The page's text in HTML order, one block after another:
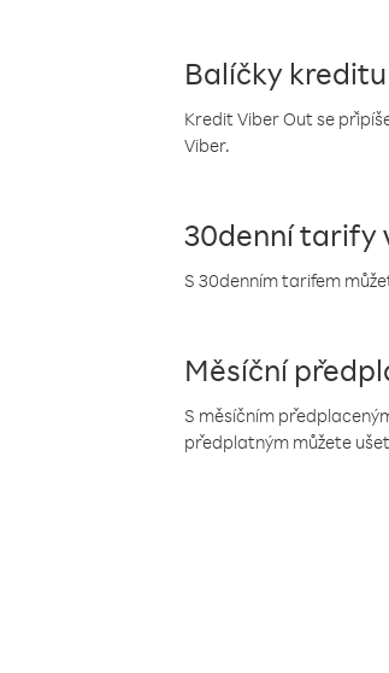
Balíčky kreditu
Kredit Viber Out se
Viber.
30denní tarify
S 30denním tarifem
Měsíční
S měsíčním
předplatným můžete